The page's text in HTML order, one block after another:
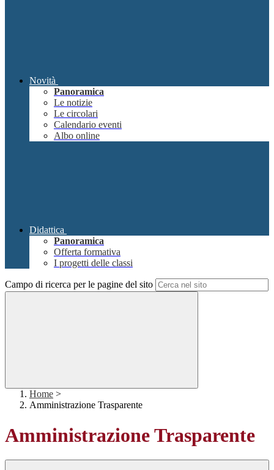
Novità
Panoramica
Le notizie
Le circolari
Calendario eventi
Albo online
Didattica
Panoramica
Offerta formativa
I progetti delle classi
Campo di ricerca per le pagine del sito
Home >
Amministrazione Trasparente
Amministrazione Trasparente